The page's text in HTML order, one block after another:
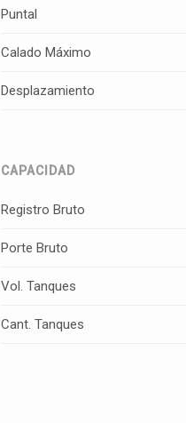
Puntal
Calado Máximo
Desplazamiento
CAPACIDAD
Registro Bruto
Porte Bruto
Vol. Tanques
Cant. Tanques